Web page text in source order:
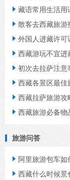
 藏语常用生活用
 散客去西藏旅游
 外国人进藏许可
 西藏游玩不宜进
 初次去拉萨注意
 西藏各景区最佳
 西藏拉萨旅游攻
 西藏旅游必备物
旅游问答
 阿里旅游包车如
 西藏什么时候景